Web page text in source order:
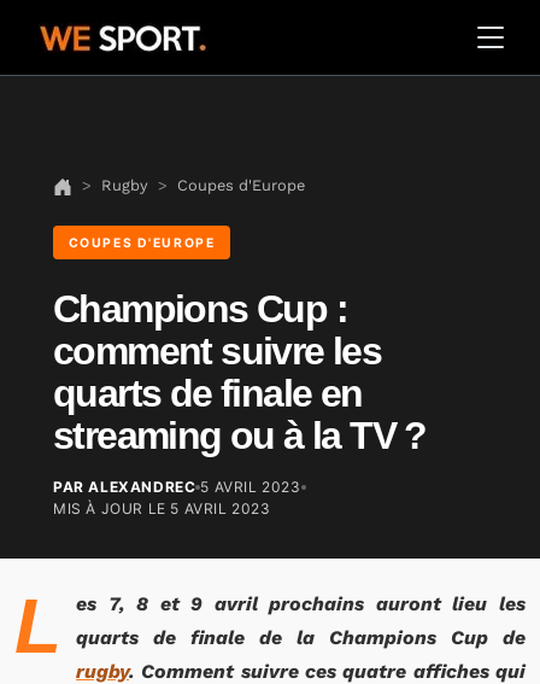
Rugby Coupes d'Europe
COUPES D'EUROPE
Champions Cup :
comment suivre les
quarts de finale en
streaming ou à la TV ?
PAR ALEXANDREC 5 AVRIL 2023
MIS À JOUR LE 5 AVRIL 2023
L
es 7, 8 et 9 avril prochains auront lieu les
quarts de finale de la Champions Cup de
rugby. Comment suivre ces quatre affiches qui